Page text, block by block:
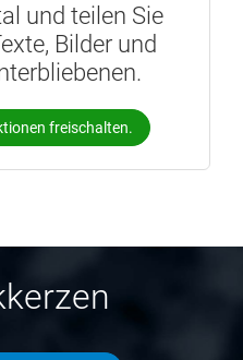
und teilen Sie
Bilder und
freischalten.